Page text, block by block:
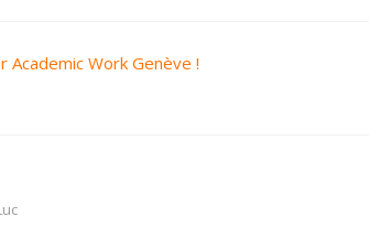
Work Genève !